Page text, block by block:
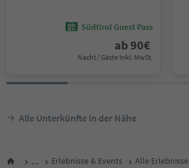
Südtirol Guest Pass
ab 90€
Nacht / Gäste Inkl. MwSt.
Alle Unterkünfte in der Nähe
... Erlebnisse & Events Alle Erlebnisse